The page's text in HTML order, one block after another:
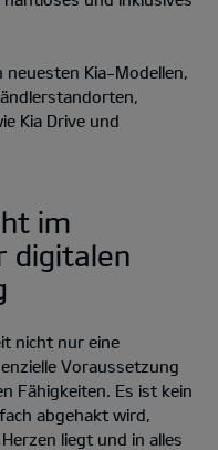
neuesten Kia-Modellen,
Kia Drive und
im
digitalen
nicht nur eine
Voraussetzung
Fähigkeiten. Es ist kein
abgehakt wird,
liegt und in alles